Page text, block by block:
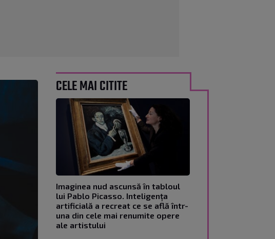
CELE MAI CITITE
Imaginea nud ascunsă în tabloul
lui Pablo Picasso. Inteligența
artificială a recreat ce se află într-
una din cele mai renumite opere
ale artistului